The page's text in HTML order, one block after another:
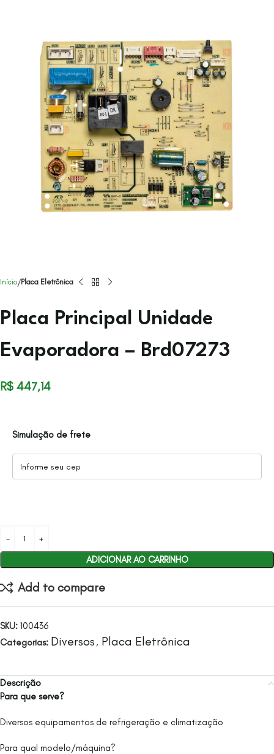
Início Placa Eletrônica
Placa Principal Unidade
Evaporadora – Brd07273
R$ 447,14
Simulação de frete
ADICIONAR AO CARRINHO
Add to compare
SKU: 100436
Categorias: Diversos , Placa Eletrônica
Descrição
Para que serve?
Diversos equipamentos de refrigeração e climatização
Para qual modelo/máquina?